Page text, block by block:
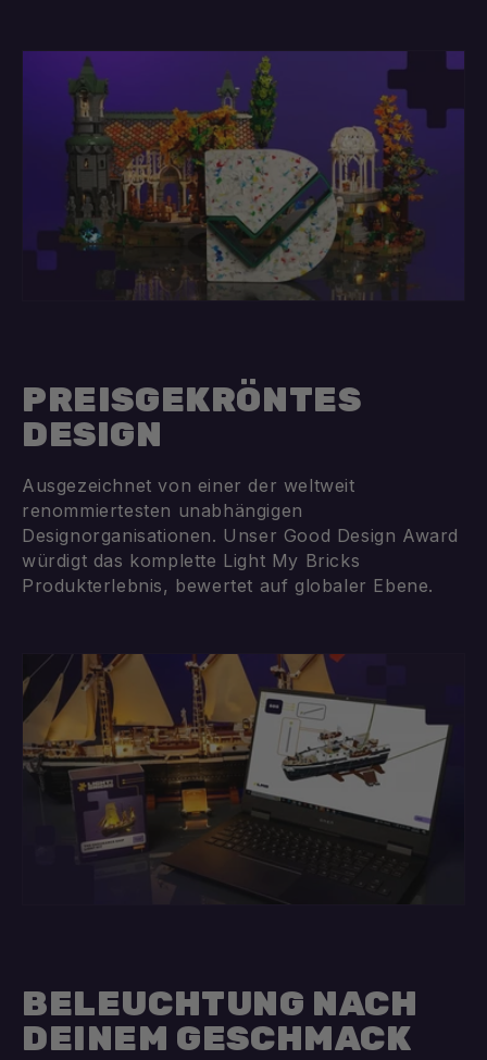
PREISGEKRÖNTES
DESIGN
Ausgezeichnet von einer der weltweit
renommiertesten unabhängigen
Designorganisationen. Unser Good Design Award
würdigt das komplette Light My Bricks
Produkterlebnis, bewertet auf globaler Ebene.
BELEUCHTUNG NACH
DEINEM GESCHMACK